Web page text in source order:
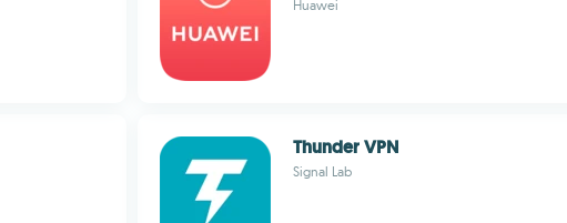
Huawei
Thunder VPN
Signal Lab